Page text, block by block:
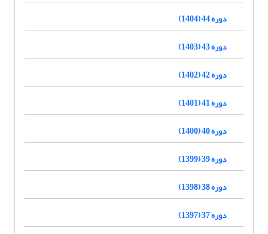
دوره 44 (1404)
دوره 43 (1403)
دوره 42 (1402)
دوره 41 (1401)
دوره 40 (1400)
دوره 39 (1399)
دوره 38 (1398)
دوره 37 (1397)